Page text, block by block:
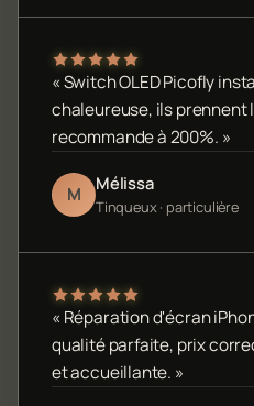
« Switch OLED Picofly
chaleureuse, ils prennent
recommande à 200%. »
M Mélissa
Tinqueux · particulière
« Réparation d'écran
qualité parfaite, prix
et accueillante. »